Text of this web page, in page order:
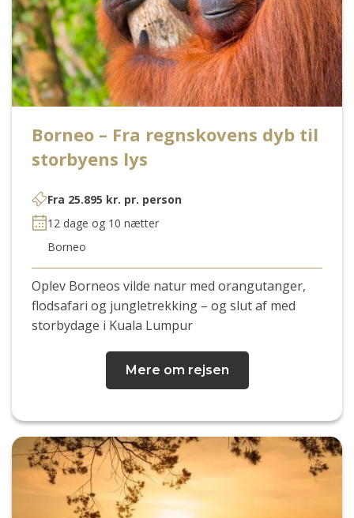
Borneo – Fra regnskovens dyb til
storbyens lys
Fra 25.895 kr. pr. person
12 dage og 10 nætter
Borneo
Oplev Borneos vilde natur med orangutanger,
flodsafari og jungletrekking – og slut af med
storbydage i Kuala Lumpur
Mere om rejsen